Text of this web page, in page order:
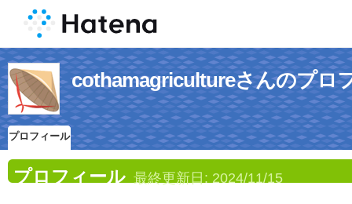
cothamagricultureさんのプロ
プロフィール
プロフィール 最終更新日: 2024/11/15